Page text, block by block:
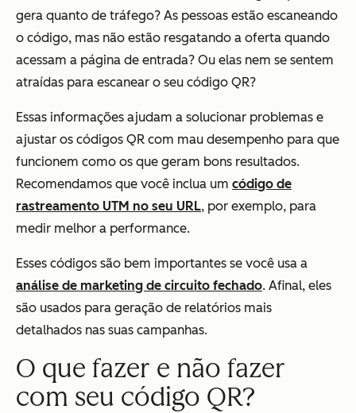
gera quanto de tráfego? As pessoas estão escaneando
o código, mas não estão resgatando a oferta quando
acessam a página de entrada? Ou elas nem se sentem
atraídas para escanear o seu código QR?
Essas informações ajudam a solucionar problemas e
ajustar os códigos QR com mau desempenho para que
funcionem como os que geram bons resultados.
Recomendamos que você inclua um código de
rastreamento UTM no seu URL, por exemplo, para
medir melhor a performance.
Esses códigos são bem importantes se você usa a
análise de marketing de circuito fechado. Afinal, eles
são usados para geração de relatórios mais
detalhados nas suas campanhas.
O que fazer e não fazer
com seu código QR?